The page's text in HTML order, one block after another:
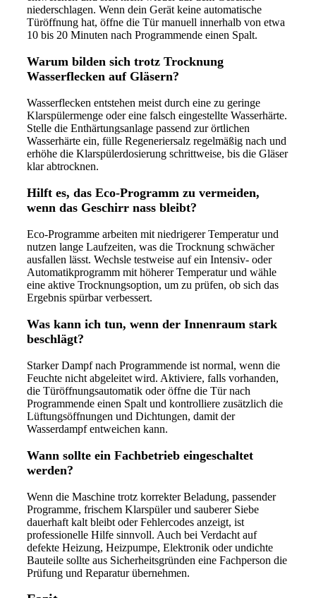
niederschlagen. Wenn dein Gerät keine automatische
Türöffnung hat, öffne die Tür manuell innerhalb von etwa
10 bis 20 Minuten nach Programmende einen Spalt.
Warum bilden sich trotz Trocknung
Wasserflecken auf Gläsern?
Wasserflecken entstehen meist durch eine zu geringe
Klarspülermenge oder eine falsch eingestellte Wasserhärte.
Stelle die Enthärtungsanlage passend zur örtlichen
Wasserhärte ein, fülle Regeneriersalz regelmäßig nach und
erhöhe die Klarspülerdosierung schrittweise, bis die Gläser
klar abtrocknen.
Hilft es, das Eco-Programm zu vermeiden,
wenn das Geschirr nass bleibt?
Eco-Programme arbeiten mit niedrigerer Temperatur und
nutzen lange Laufzeiten, was die Trocknung schwächer
ausfallen lässt. Wechsle testweise auf ein Intensiv- oder
Automatikprogramm mit höherer Temperatur und wähle
eine aktive Trocknungsoption, um zu prüfen, ob sich das
Ergebnis spürbar verbessert.
Was kann ich tun, wenn der Innenraum stark
beschlägt?
Starker Dampf nach Programmende ist normal, wenn die
Feuchte nicht abgeleitet wird. Aktiviere, falls vorhanden,
die Türöffnungsautomatik oder öffne die Tür nach
Programmende einen Spalt und kontrolliere zusätzlich die
Lüftungsöffnungen und Dichtungen, damit der
Wasserdampf entweichen kann.
Wann sollte ein Fachbetrieb eingeschaltet
werden?
Wenn die Maschine trotz korrekter Beladung, passender
Programme, frischem Klarspüler und sauberer Siebe
dauerhaft kalt bleibt oder Fehlercodes anzeigt, ist
professionelle Hilfe sinnvoll. Auch bei Verdacht auf
defekte Heizung, Heizpumpe, Elektronik oder undichte
Bauteile sollte aus Sicherheitsgründen eine Fachperson die
Prüfung und Reparatur übernehmen.